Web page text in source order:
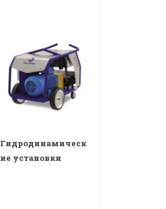
Гидродинамическ
ие установки